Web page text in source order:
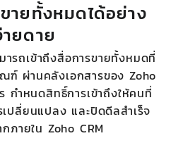
ายทั้งหมดได้อย่าง
ยดาย
รถเข้าถึงสื่อการขายทั้งหมดที่
ฑ์ ผ่านคลังเอกสารของ Zoho
กำหนดสิทธิ์การเข้าถึงให้คนที่
ปลี่ยนแปลง และปิดดีลสำเร็จ
ภายใน Zoho CRM